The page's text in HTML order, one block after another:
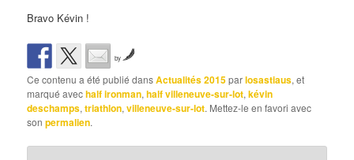
Bravo Kévin !
by
Ce contenu a été publié dansActualités 2015parlosastiaus, et
marqué avechalf ironman,half villeneuve-sur-lot,kévin
deschamps,triathlon,villeneuve-sur-lot. Mettez-le en favori avec
sonpermalien.